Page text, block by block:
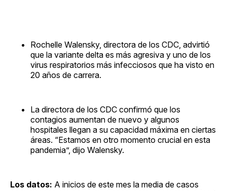
Rochelle Walensky, directora de los CDC, advirtió
que la variante delta es más agresiva y uno de los
virus respiratorios más infecciosos que ha visto en
20 años de carrera.
La directora de los CDC confirmó que los
contagios aumentan de nuevo y algunos
hospitales llegan a su capacidad máxima en ciertas
áreas. “Estamos en otro momento crucial en esta
pandemia”, dijo Walensky.
Los datos: A inicios de este mes la media de casos